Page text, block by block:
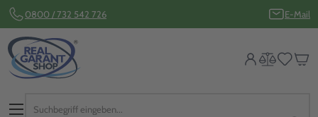
0800 / 732 542 726 E-Mail